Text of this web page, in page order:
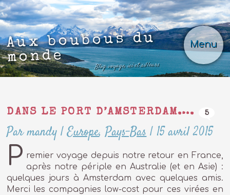
Menu
Aux boubous du
monde
Blog voyage, ici et ailleurs
DANS LE PORT D’AMSTERDAM…. 5
Par mandy |Europe,Pays-Bas|15 avril 2015
P remier voyage depuis notre retour en France,
après notre périple en Australie (et en Asie) :
quelques jours à Amsterdam avec quelques amis.
Merci les compagnies low-cost pour ces virées en